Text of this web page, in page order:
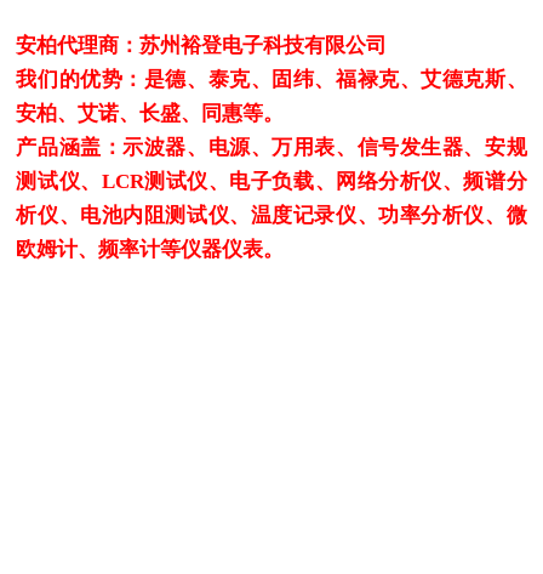
安柏代理商：苏州裕登电子科技有限公司
我们的优势：是德、泰克、固纬、福禄克、艾德克斯、
安柏、艾诺、长盛、同惠等。
产品涵盖：示波器、电源、万用表、信号发生器、安规
测试仪、LCR测试仪、电子负载、网络分析仪、频谱分
析仪、电池内阻测试仪、温度记录仪、功率分析仪、微
欧姆计、频率计等仪器仪表。